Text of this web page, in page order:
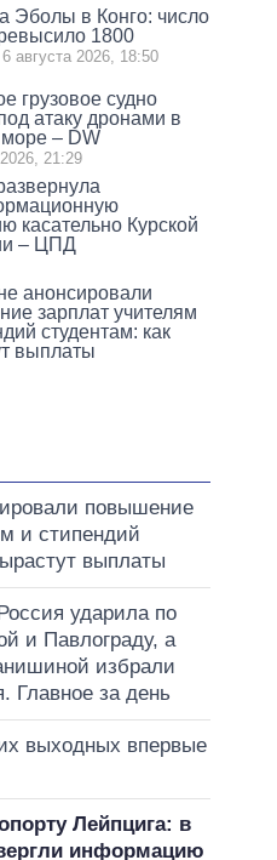
Эболы в Конго: число
1800
6 августа 2026, 18:50
грузовое судно
атаку дронами в
– DW
21:29
касательно Курской
– ЦПД
анонсировали
зарплат учителям
студентам: как
выплаты
повышение
и стипендий
выплаты
ударила по
и Павлограду, а
избрали
Главное за день
выходных впервые
Лейпцига: в
информацию